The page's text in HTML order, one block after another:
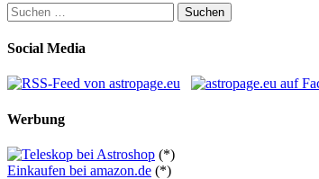
Suchen
nach:
Social Media
Werbung
(*)
Einkaufen bei amazon.de (*)